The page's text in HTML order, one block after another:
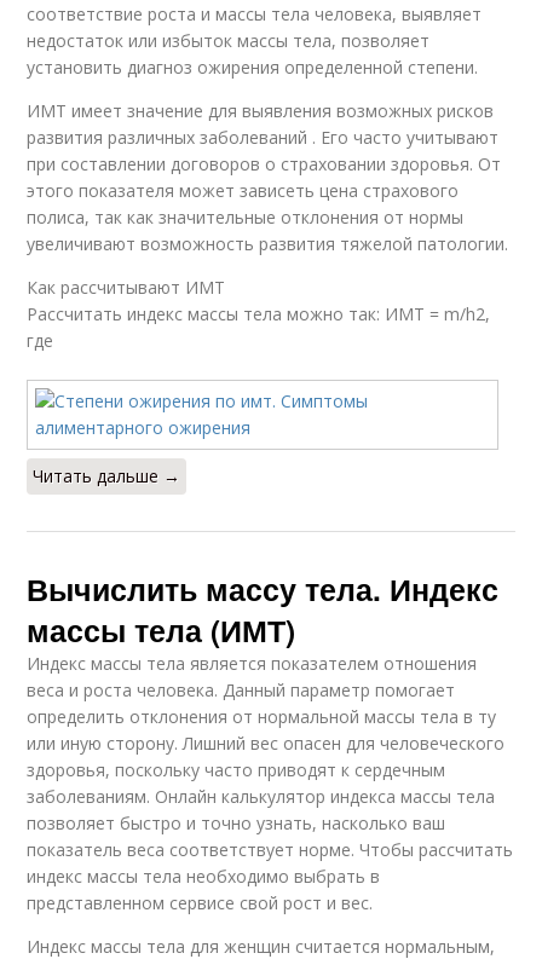
соответствие роста и массы тела человека, выявляет
недостаток или избыток массы тела, позволяет
установить диагноз ожирения определенной степени.
ИМТ имеет значение для выявления возможных рисков
развития различных заболеваний . Его часто учитывают
при составлении договоров о страховании здоровья. От
этого показателя может зависеть цена страхового
полиса, так как значительные отклонения от нормы
увеличивают возможность развития тяжелой патологии.
Как рассчитывают ИМТ
Рассчитать индекс массы тела можно так: ИМТ = m/h2,
где
Читать дальше →
Вычислить массу тела. Индекс
массы тела (ИМТ)
Индекс массы тела является показателем отношения
веса и роста человека. Данный параметр помогает
определить отклонения от нормальной массы тела в ту
или иную сторону. Лишний вес опасен для человеческого
здоровья, поскольку часто приводят к сердечным
заболеваниям. Онлайн калькулятор индекса массы тела
позволяет быстро и точно узнать, насколько ваш
показатель веса соответствует норме. Чтобы рассчитать
индекс массы тела необходимо выбрать в
представленном сервисе свой рост и вес.
Индекс массы тела для женщин считается нормальным,